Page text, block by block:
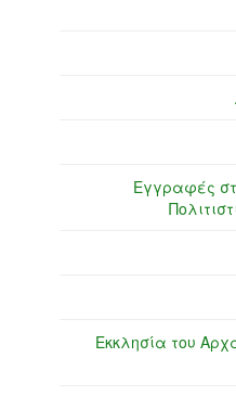
Εγγραφές
Εκκλησία του